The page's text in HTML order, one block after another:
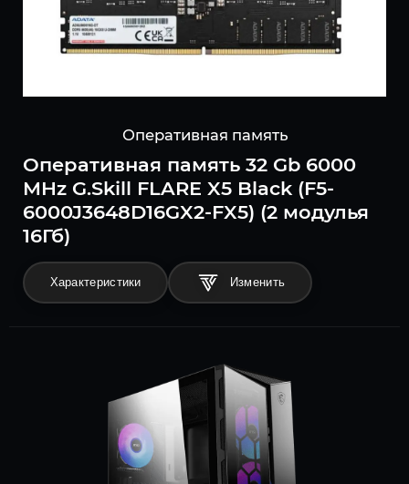
Оперативная память
Оперативная память 32 Gb 6000
MHz G.Skill FLARE X5 Black (F5-
6000J3648D16GX2-FX5) (2 модулья
16Гб)
Характеристики